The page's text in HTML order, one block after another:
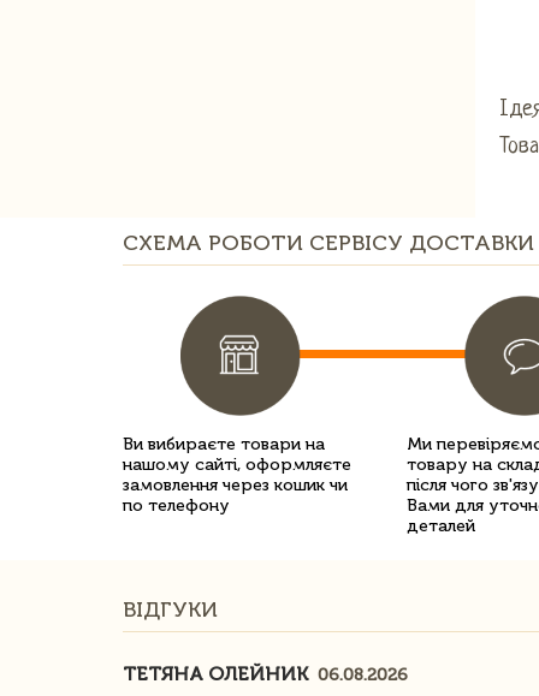
СХЕМА РОБОТИ СЕРВІСУ ДОСТАВКИ
Ви вибираєте товари на
нашому сайті, оформляєте
замовлення через кошик чи
по телефону
Ми
товару на
після чого
Вами для
деталей
ВІДГУКИ
ТЕТЯНА ОЛЕЙНИК 06.08.2026